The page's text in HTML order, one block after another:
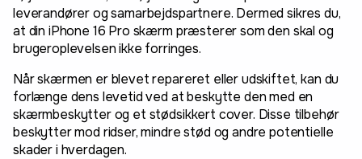
leverandører og samarbejdspartnere. Dermed sikres du,
at din iPhone 16 Pro skærm præsterer som den skal og
brugeroplevelsen ikke forringes.
Når skærmen er blevet repareret eller udskiftet, kan du
forlænge dens levetid ved at beskytte den med en
skærmbeskytter og et stødsikkert cover. Disse tilbehør
beskytter mod ridser, mindre stød og andre potentielle
skader i hverdagen.